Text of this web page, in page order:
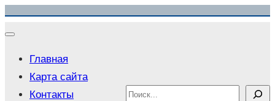
Главная
Карта сайта
Контакты